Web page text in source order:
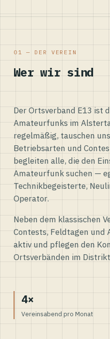
01 — DER VEREIN
Wer wir sind
Der Ortsverband E13 ist
Amateurfunks im
regelmäßig, tauschen
Betriebsarten und
begleiten alle, die den
Amateurfunk suchen —
Technikbegeisterte,
Operator.
Neben dem klassischen
Contests, Feldtagen und
aktiv und pflegen den
Ortsverbänden im
4×
Vereinsabend pro Monat